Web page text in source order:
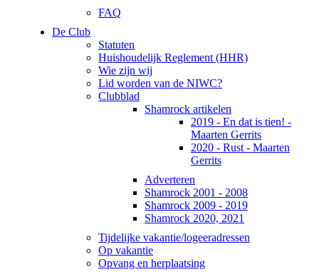
FAQ
De Club
Statuten
Huishoudelijk Reglement (HHR)
Wie zijn wij
Lid worden van de NIWC?
Clubblad
Shamrock artikelen
2019 - En dat is tien! -
Maarten Gerrits
2020 - Rust - Maarten
Gerrits
Adverteren
Shamrock 2001 - 2008
Shamrock 2009 - 2019
Shamrock 2020, 2021
Tijdelijke vakantie/logeeradressen
Op vakantie
Opvang en herplaatsing